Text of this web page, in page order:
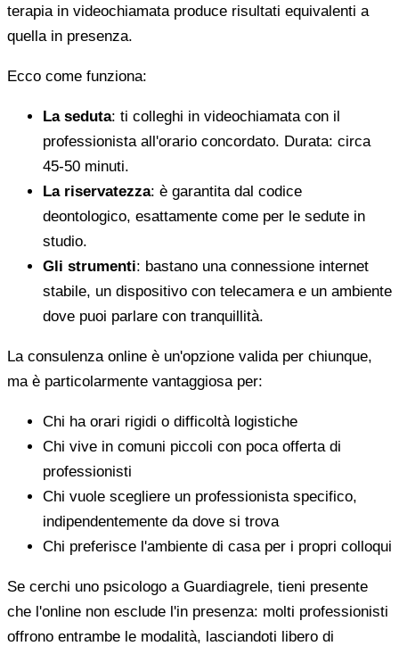
terapia in videochiamata produce risultati equivalenti a
quella in presenza.
Ecco come funziona:
La seduta: ti colleghi in videochiamata con il
professionista all'orario concordato. Durata: circa
45-50 minuti.
La riservatezza: è garantita dal codice
deontologico, esattamente come per le sedute in
studio.
Gli strumenti: bastano una connessione internet
stabile, un dispositivo con telecamera e un ambiente
dove puoi parlare con tranquillità.
La consulenza online è un'opzione valida per chiunque,
ma è particolarmente vantaggiosa per:
Chi ha orari rigidi o difficoltà logistiche
Chi vive in comuni piccoli con poca offerta di
professionisti
Chi vuole scegliere un professionista specifico,
indipendentemente da dove si trova
Chi preferisce l'ambiente di casa per i propri colloqui
Se cerchi uno psicologo a Guardiagrele, tieni presente
che l'online non esclude l'in presenza: molti professionisti
offrono entrambe le modalità, lasciandoti libero di